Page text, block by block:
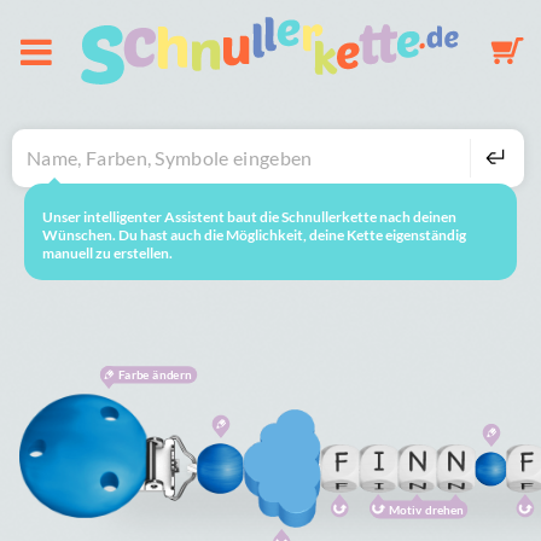
Schnullerkette
Schlüsselanhänger
Galerie
Warenkorb
Unser intelligenter Assistent baut die Schnullerkette nach deinen
Wünschen. Du hast auch die Möglichkeit, deine Kette eigenständig
manuell zu erstellen.
neustarten So geht's
Motiv drehen
Farbe ändern